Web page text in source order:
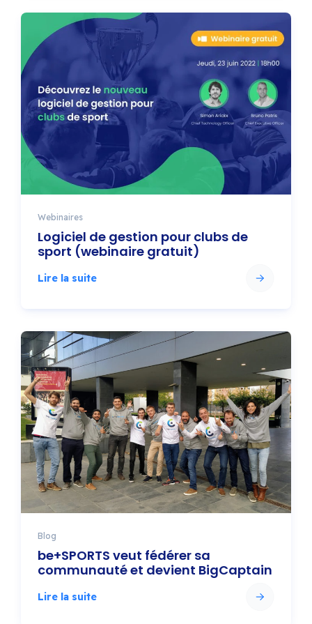
Webinaires
Logiciel de gestion pour clubs de
sport (webinaire gratuit)
Lire la suite
Blog
be+SPORTS veut fédérer sa
communauté et devient BigCaptain
Lire la suite